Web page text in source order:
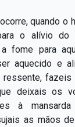
quando o
o alívio do
fome para
aquecido e
fazeis
deixais os
à
as mãos